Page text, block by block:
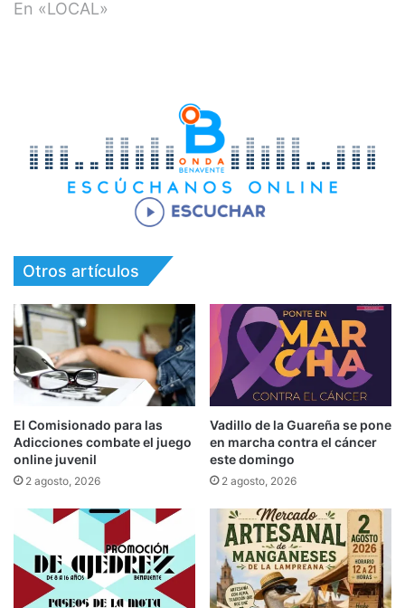
En «LOCAL»
Otros artículos
El Comisionado para las
Adicciones combate el juego
online juvenil
2 agosto, 2026
Vadillo de la Guareña se pone
en marcha contra el cáncer
este domingo
2 agosto, 2026